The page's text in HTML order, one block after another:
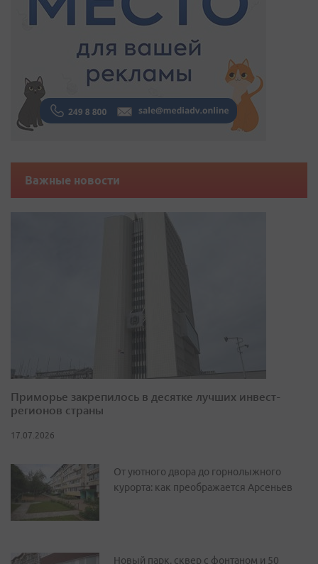
Важные новости
Приморье закрепилось в десятке лучших инвест-
регионов страны
17.07.2026
От уютного двора до горнолыжного
курорта: как преображается Арсеньев
Новый парк, сквер с фонтаном и 50